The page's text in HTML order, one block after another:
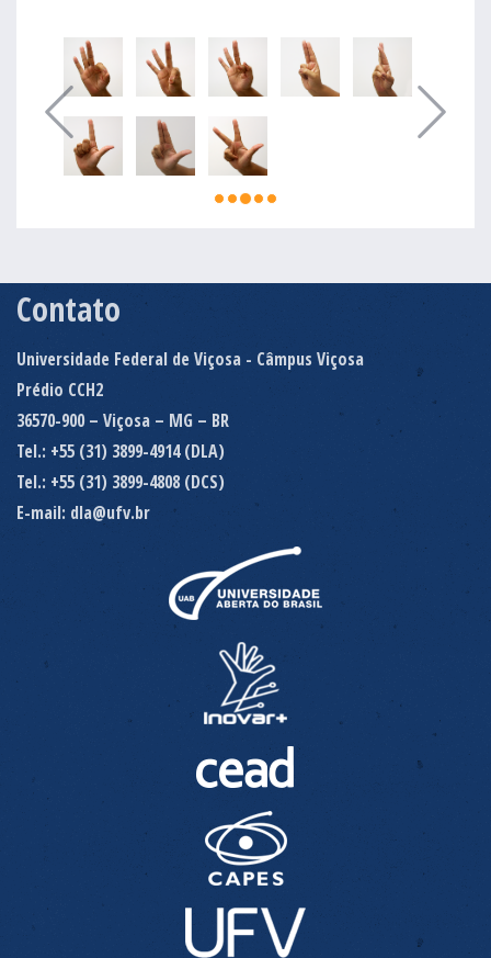
Contato
Universidade Federal de Viçosa - Câmpus Viçosa
Prédio CCH2
36570-900 – Viçosa – MG – BR
Tel.: +55 (31) 3899-4914 (DLA)
Tel.: +55 (31) 3899-4808 (DCS)
E-mail: dla@ufv.br